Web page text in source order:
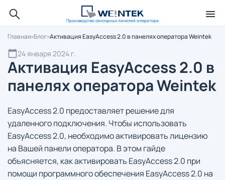
Производство сенсорных панелей оператора
Главная Блог Активация EasyAccess 2.0 в панелях оператора Weintek
Активация EasyAccess 2.0 в
панелях оператора Weintek
24 января 2024 г.
EasyAccess 2.0 предоставляет решение для
удаленного подключения. Чтобы использовать
EasyAccess 2.0, необходимо активировать лицензию
на Вашей панели оператора. В этом гайде
объясняется, как активировать EasyAccess 2.0 при
помощи программного обеспечения EasyAccess 2.0 на